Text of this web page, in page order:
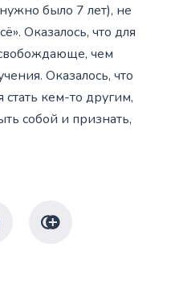
было 7 лет), не
Оказалось, что для
чем
Оказалось, что
стать кем-то другим,
собой и признать,